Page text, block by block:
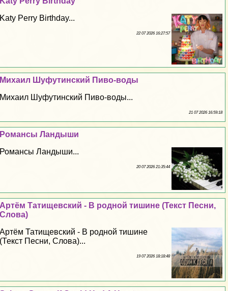
Katy Perry Birthday...
22 07 2026 16:27:57
Михаил Шуфутинский Пиво-воды
Михаил Шуфутинский Пиво-воды...
21 07 2026 16:59:18
Романсы Ландыши
Романсы Ландыши...
20 07 2026 21:35:44
Артём Татищевский - В родной тишине (Текст Песни,
Слова)
Артём Татищевский - В родной тишине
(Текст Песни, Слова)...
19 07 2026 18:18:48